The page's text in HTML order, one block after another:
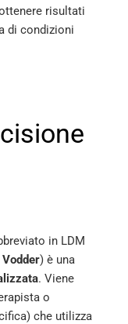
risultati
di condizioni
in LDM
Vodder) è una
. Viene
o
che utilizza